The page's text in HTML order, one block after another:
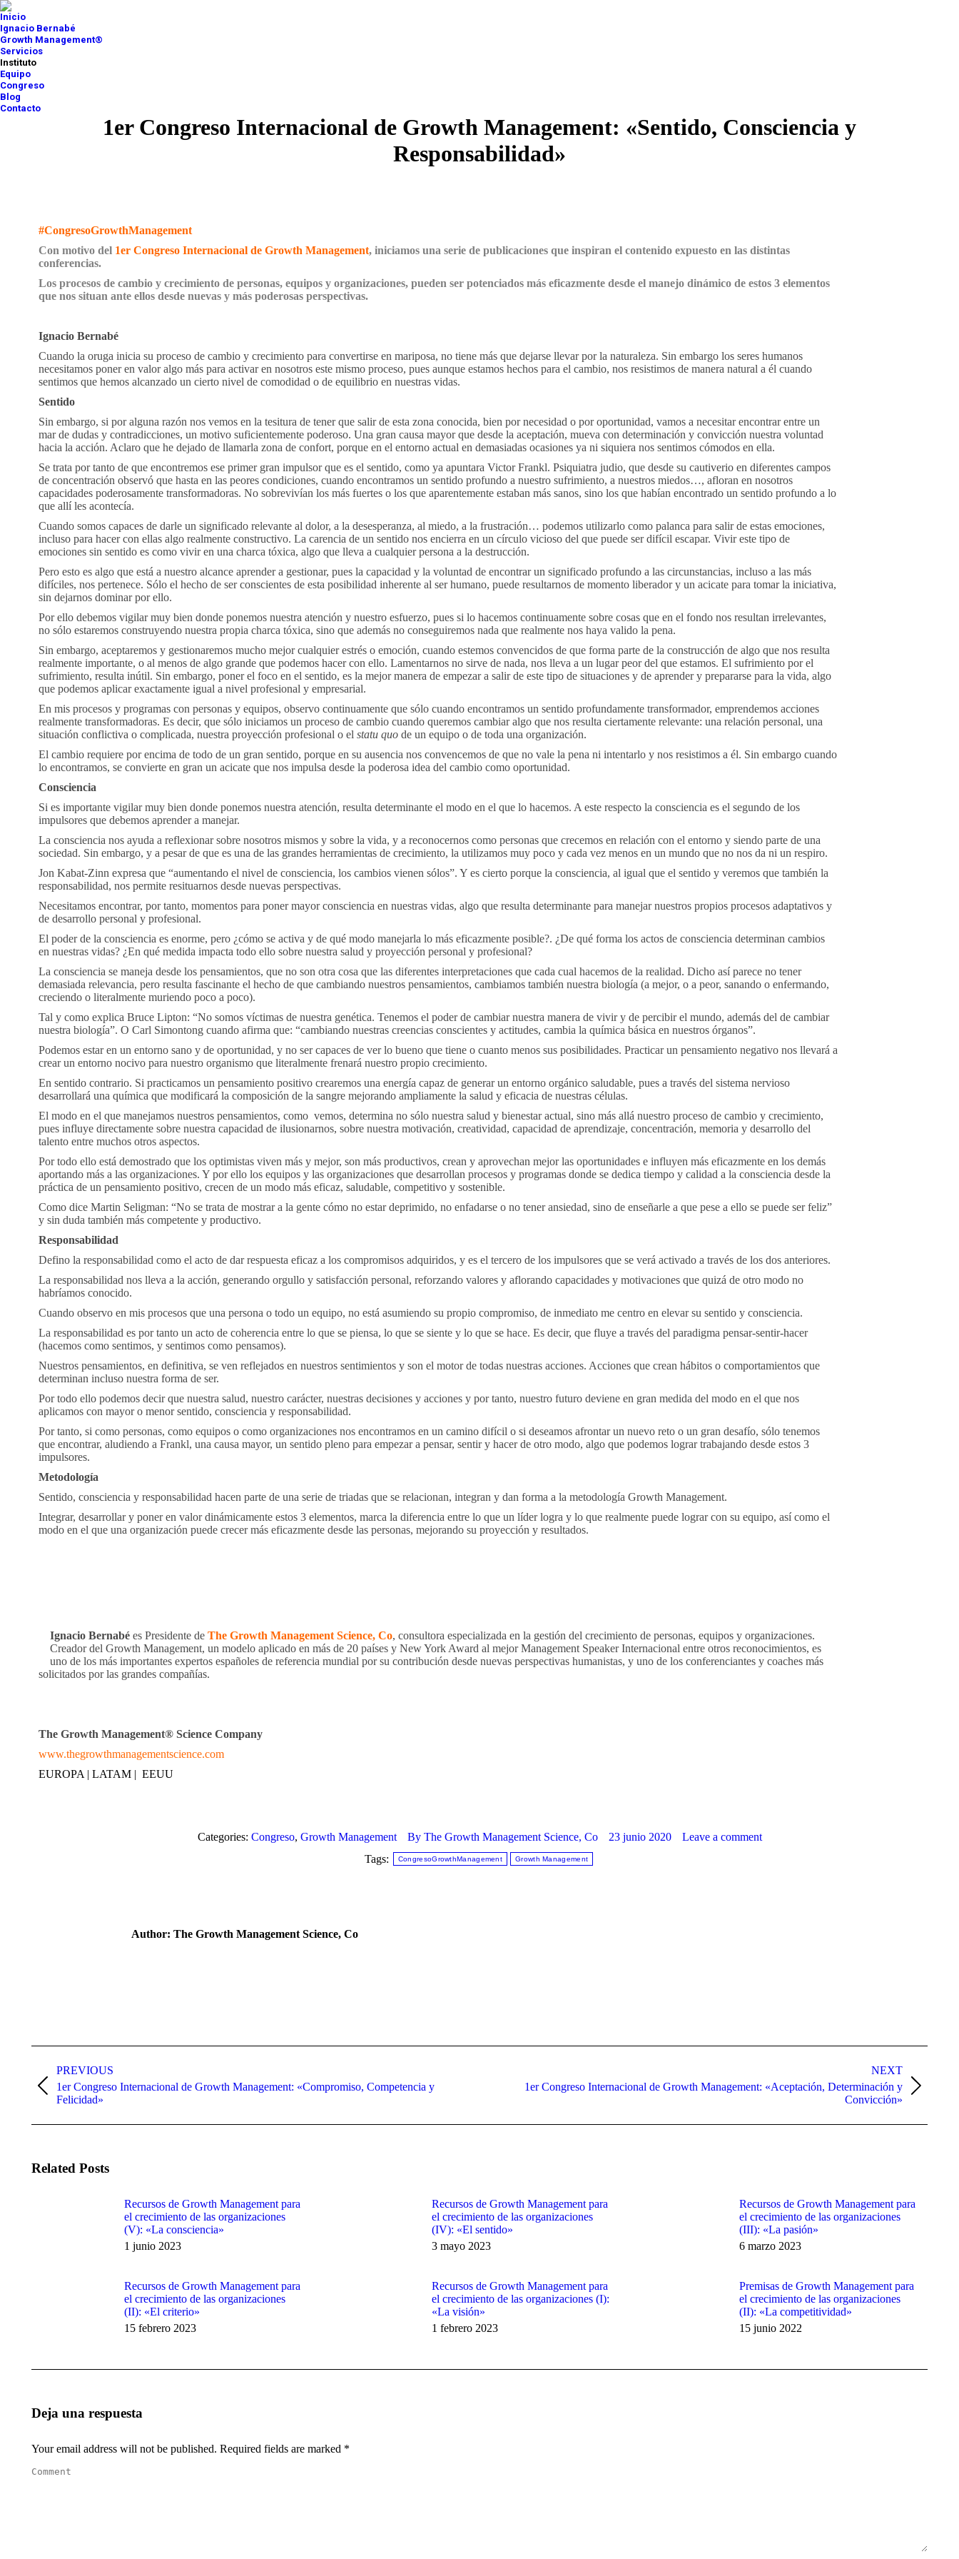
Inicio
Ignacio Bernabé
Growth Management®
Servicios
Instituto
Equipo
Congreso
Blog
Contacto
1er Congreso Internacional de Growth Management: «Sentido, Consciencia y
Responsabilidad»
#CongresoGrowthManagement
Con motivo del 1er Congreso Internacional de Growth Management, iniciamos una serie de publicaciones que inspiran el contenido expuesto en las distintas
conferencias.
Los procesos de cambio y crecimiento de personas, equipos y organizaciones, pueden ser potenciados más eficazmente desde el manejo dinámico de estos 3 elementos
que nos situan ante ellos desde nuevas y más poderosas perspectivas.
Ignacio Bernabé
Cuando la oruga inicia su proceso de cambio y crecimiento para convertirse en mariposa, no tiene más que dejarse llevar por la naturaleza. Sin embargo los seres humanos
necesitamos poner en valor algo más para activar en nosotros este mismo proceso, pues aunque estamos hechos para el cambio, nos resistimos de manera natural a él cuando
sentimos que hemos alcanzado un cierto nivel de comodidad o de equilibrio en nuestras vidas.
Sentido
Sin embargo, si por alguna razón nos vemos en la tesitura de tener que salir de esta zona conocida, bien por necesidad o por oportunidad, vamos a necesitar encontrar entre un
mar de dudas y contradicciones, un motivo suficientemente poderoso. Una gran causa mayor que desde la aceptación, mueva con determinación y convicción nuestra voluntad
hacia la acción. Aclaro que he dejado de llamarla zona de confort, porque en el entorno actual en demasiadas ocasiones ya ni siquiera nos sentimos cómodos en ella.
Se trata por tanto de que encontremos ese primer gran impulsor que es el sentido, como ya apuntara Victor Frankl. Psiquiatra judio, que desde su cautiverio en diferentes campos
de concentración observó que hasta en las peores condiciones, cuando encontramos un sentido profundo a nuestro sufrimiento, a nuestros miedos…, afloran en nosotros
capacidades poderosamente transformadoras. No sobrevivían los más fuertes o los que aparentemente estaban más sanos, sino los que habían encontrado un sentido profundo a lo
que allí les acontecía.
Cuando somos capaces de darle un significado relevante al dolor, a la desesperanza, al miedo, a la frustración… podemos utilizarlo como palanca para salir de estas emociones,
incluso para hacer con ellas algo realmente constructivo. La carencia de un sentido nos encierra en un círculo vicioso del que puede ser difícil escapar. Vivir este tipo de
emociones sin sentido es como vivir en una charca tóxica, algo que lleva a cualquier persona a la destrucción.
Pero esto es algo que está a nuestro alcance aprender a gestionar, pues la capacidad y la voluntad de encontrar un significado profundo a las circunstancias, incluso a las más
difíciles, nos pertenece. Sólo el hecho de ser conscientes de esta posibilidad inherente al ser humano, puede resultarnos de momento liberador y un acicate para tomar la iniciativa,
sin dejarnos dominar por ello.
Por ello debemos vigilar muy bien donde ponemos nuestra atención y nuestro esfuerzo, pues si lo hacemos continuamente sobre cosas que en el fondo nos resultan irrelevantes,
no sólo estaremos construyendo nuestra propia charca tóxica, sino que además no conseguiremos nada que realmente nos haya valido la pena.
Sin embargo, aceptaremos y gestionaremos mucho mejor cualquier estrés o emoción, cuando estemos convencidos de que forma parte de la construcción de algo que nos resulta
realmente importante, o al menos de algo grande que podemos hacer con ello. Lamentarnos no sirve de nada, nos lleva a un lugar peor del que estamos. El sufrimiento por el
sufrimiento, resulta inútil. Sin embargo, poner el foco en el sentido, es la mejor manera de empezar a salir de este tipo de situaciones y de aprender y prepararse para la vida, algo
que podemos aplicar exactamente igual a nivel profesional y empresarial.
En mis procesos y programas con personas y equipos, observo continuamente que sólo cuando encontramos un sentido profundamente transformador, emprendemos acciones
realmente transformadoras. Es decir, que sólo iniciamos un proceso de cambio cuando queremos cambiar algo que nos resulta ciertamente relevante: una relación personal, una
situación conflictiva o complicada, nuestra proyección profesional o el statu quo de un equipo o de toda una organización.
El cambio requiere por encima de todo de un gran sentido, porque en su ausencia nos convencemos de que no vale la pena ni intentarlo y nos resistimos a él. Sin embargo cuando
lo encontramos, se convierte en gran un acicate que nos impulsa desde la poderosa idea del cambio como oportunidad.
Consciencia
Si es importante vigilar muy bien donde ponemos nuestra atención, resulta determinante el modo en el que lo hacemos. A este respecto la consciencia es el segundo de los
impulsores que debemos aprender a manejar.
La consciencia nos ayuda a reflexionar sobre nosotros mismos y sobre la vida, y a reconocernos como personas que crecemos en relación con el entorno y siendo parte de una
sociedad. Sin embargo, y a pesar de que es una de las grandes herramientas de crecimiento, la utilizamos muy poco y cada vez menos en un mundo que no nos da ni un respiro.
Jon Kabat-Zinn expresa que “aumentando el nivel de consciencia, los cambios vienen sólos”. Y es cierto porque la consciencia, al igual que el sentido y veremos que también la
responsabilidad, nos permite resituarnos desde nuevas perspectivas.
Necesitamos encontrar, por tanto, momentos para poner mayor consciencia en nuestras vidas, algo que resulta determinante para manejar nuestros propios procesos adaptativos y
de desarrollo personal y profesional.
El poder de la consciencia es enorme, pero ¿cómo se activa y de qué modo manejarla lo más eficazmente posible?. ¿De qué forma los actos de consciencia determinan cambios
en nuestras vidas? ¿En qué medida impacta todo ello sobre nuestra salud y proyección personal y profesional?
La consciencia se maneja desde los pensamientos, que no son otra cosa que las diferentes interpretaciones que cada cual hacemos de la realidad. Dicho así parece no tener
demasiada relevancia, pero resulta fascinante el hecho de que cambiando nuestros pensamientos, cambiamos también nuestra biología (a mejor, o a peor, sanando o enfermando,
creciendo o literalmente muriendo poco a poco).
Tal y como explica Bruce Lipton: “No somos víctimas de nuestra genética. Tenemos el poder de cambiar nuestra manera de vivir y de percibir el mundo, además del de cambiar
nuestra biología”. O Carl Simontong cuando afirma que: “cambiando nuestras creencias conscientes y actitudes, cambia la química básica en nuestros órganos”.
Podemos estar en un entorno sano y de oportunidad, y no ser capaces de ver lo bueno que tiene o cuanto menos sus posibilidades. Practicar un pensamiento negativo nos llevará a
crear un entorno nocivo para nuestro organismo que literalmente frenará nuestro propio crecimiento.
En sentido contrario. Si practicamos un pensamiento positivo crearemos una energía capaz de generar un entorno orgánico saludable, pues a través del sistema nervioso
desarrollará una química que modificará la composición de la sangre mejorando ampliamente la salud y eficacia de nuestras células.
El modo en el que manejamos nuestros pensamientos, como vemos, determina no sólo nuestra salud y bienestar actual, sino más allá nuestro proceso de cambio y crecimiento,
pues influye directamente sobre nuestra capacidad de ilusionarnos, sobre nuestra motivación, creatividad, capacidad de aprendizaje, concentración, memoria y desarrollo del
talento entre muchos otros aspectos.
Por todo ello está demostrado que los optimistas viven más y mejor, son más productivos, crean y aprovechan mejor las oportunidades e influyen más eficazmente en los demás
aportando más a las organizaciones. Y por ello los equipos y las organizaciones que desarrollan procesos y programas donde se dedica tiempo y calidad a la consciencia desde la
práctica de un pensamiento positivo, crecen de un modo más eficaz, saludable, competitivo y sostenible.
Como dice Martin Seligman: “No se trata de mostrar a la gente cómo no estar deprimido, no enfadarse o no tener ansiedad, sino de enseñarle a que pese a ello se puede ser feliz”
y sin duda también más competente y productivo.
Responsabilidad
Defino la responsabilidad como el acto de dar respuesta eficaz a los compromisos adquiridos, y es el tercero de los impulsores que se verá activado a través de los dos anteriores.
La responsabilidad nos lleva a la acción, generando orgullo y satisfacción personal, reforzando valores y aflorando capacidades y motivaciones que quizá de otro modo no
habríamos conocido.
Cuando observo en mis procesos que una persona o todo un equipo, no está asumiendo su propio compromiso, de inmediato me centro en elevar su sentido y consciencia.
La responsabilidad es por tanto un acto de coherencia entre lo que se piensa, lo que se siente y lo que se hace. Es decir, que fluye a través del paradigma pensar-sentir-hacer
(hacemos como sentimos, y sentimos como pensamos).
Nuestros pensamientos, en definitiva, se ven reflejados en nuestros sentimientos y son el motor de todas nuestras acciones. Acciones que crean hábitos o comportamientos que
determinan incluso nuestra forma de ser.
Por todo ello podemos decir que nuestra salud, nuestro carácter, nuestras decisiones y acciones y por tanto, nuestro futuro deviene en gran medida del modo en el que nos
aplicamos con mayor o menor sentido, consciencia y responsabilidad.
Por tanto, si como personas, como equipos o como organizaciones nos encontramos en un camino difícil o si deseamos afrontar un nuevo reto o un gran desafío, sólo tenemos
que encontrar, aludiendo a Frankl, una causa mayor, un sentido pleno para empezar a pensar, sentir y hacer de otro modo, algo que podemos lograr trabajando desde estos 3
impulsores.
Metodología
Sentido, consciencia y responsabilidad hacen parte de una serie de triadas que se relacionan, integran y dan forma a la metodología Growth Management.
Integrar, desarrollar y poner en valor dinámicamente estos 3 elementos, marca la diferencia entre lo que un líder logra y lo que realmente puede lograr con su equipo, así como el
modo en el que una organización puede crecer más eficazmente desde las personas, mejorando su proyección y resultados.
Ignacio Bernabé es Presidente de The Growth Management Science, Co, consultora especializada en la gestión del crecimiento de personas, equipos y organizaciones.
Creador del Growth Management, un modelo aplicado en más de 20 países y New York Award al mejor Management Speaker Internacional entre otros reconocimientos, es
uno de los más importantes expertos españoles de referencia mundial por su contribución desde nuevas perspectivas humanistas, y uno de los conferenciantes y coaches más
solicitados por las grandes compañías.
The Growth Management® Science Company
www.thegrowthmanagementscience.com
EUROPA | LATAM | EEUU
Categories: Congreso, Growth Management By The Growth Management Science, Co 23 junio 2020
Leave a comment
Tags:
CongresoGrowthManagement Growth Management
Author: The Growth Management Science, Co
PREVIOUS
1er Congreso Internacional de Growth Management: «Compromiso, Competencia y
Felicidad»
NEXT
1er Congreso Internacional de Growth Management: «Aceptación, Determinación y
Convicción»
Related Posts
Recursos de Growth Management para
el crecimiento de las organizaciones
(V): «La consciencia»
1 junio 2023
Recursos de Growth Management para
el crecimiento de las organizaciones
(IV): «El sentido»
3 mayo 2023
Recursos de Growth Management para
el crecimiento de las organizaciones
(III): «La pasión»
6 marzo 2023
Recursos de Growth Management para
el crecimiento de las organizaciones
(II): «El criterio»
15 febrero 2023
Recursos de Growth Management para
el crecimiento de las organizaciones (I):
«La visión»
1 febrero 2023
Premisas de Growth Management para
el crecimiento de las organizaciones
(II): «La competitividad»
15 junio 2022
Deja una respuesta
Your email address will not be published. Required fields are marked *
Comment